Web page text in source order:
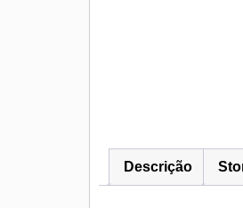
Descrição